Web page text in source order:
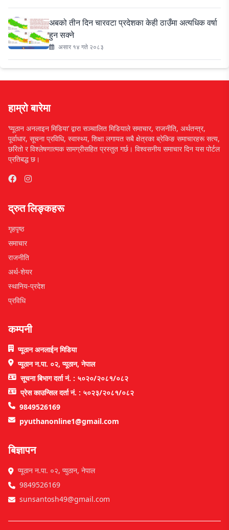
अबको तीन दिन चारवटा प्रदेशका केही ठाउँमा अत्यधिक वर्षा
हुन सक्ने
असार १४ गते २०८३
हाम्रो बारेमा
‘प्यूठान अनलाइन मिडिया’ द्वारा सञ्चालित मिडियाले समाचार, राजनीति, अर्थतन्त्र,
पूर्वाधार, सूचना प्रविधि, स्वास्थ्य, शिक्षा लगायत सबै क्षेत्रका ब्रेकिङ समाचारहरू सत्य,
छरितो र विश्लेषणात्मक सामग्रीसहित प्रस्तुत गर्छ। विश्वसनीय समाचार दिन यस पोर्टल
प्रतिबद्ध छ।
द्रुत लिङ्कहरू
गृहपृष्ठ
समाचार
राजनीति
अर्थ-शेयर
स्थानिय-प्रदेश
प्रविधि
कम्पनी
प्यूठान अनलाईन मिडिया
प्यूठान न.पा. ०२, प्यूठान, नेपाल
सूचना बिभाग दर्ता नं. : ५०२०/२०८१/०८२
प्रेस काउन्सिल दर्ता नं. : ५०२३/२०८१/०८२
9849526169
pyuthanonline1@gmail.com
बिज्ञापन
प्यूठान न.पा. ०२, प्युठान, नेपाल
9849526169
sunsantosh49@gmail.com